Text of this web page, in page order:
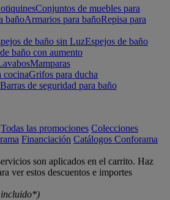
Conjuntos de muebles para
bañoArmarios para bañoRepisa para
de baño sin LuzEspejos de baño
baño con aumento
Mamparas
cocinaGrifos para ducha
Barras de seguridad para baño
Todas las promociones Colecciones
Financiación Catálogos Conforama
son aplicados en el carrito. Haz
ver estos descuentos e importes